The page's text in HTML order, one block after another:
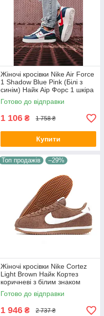
Жіночі кросівки Nike Air Force
1 Shadow Blue Pink (Білі з
синім) Найк Аір Форс 1 шкіра
демісезон 36-39 розмір
Готово до відправки
1 106 ₴ 1 758 ₴
Купити
Топ продажів –29%
Жіночі кросівки Nike Cortez
Light Brown Найк Кортез
коричневі з білим знаком
замшеві весна літо
Готово до відправки
1 946 ₴ 2 737 ₴